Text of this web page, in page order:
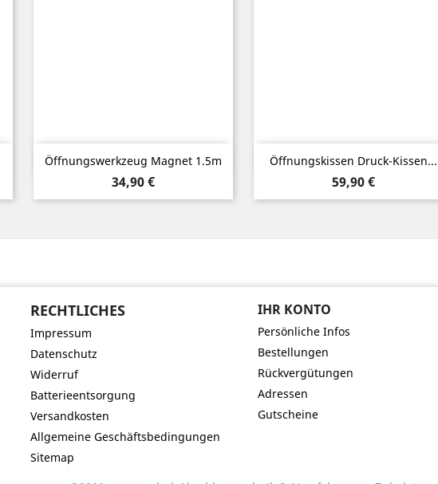
Öffnungswerkzeug Magnet 1.5m
Preis
34,90 €
Vorschau Öffnungskissen Druck-Kissen...
Preis
59,90 €
Vorschau
RECHTLICHES
Impressum
Datenschutz
Widerruf
Batterieentsorgung
Versandkosten
Allgemeine Geschäftsbedingungen
Sitemap
IHR KONTO
Persönliche Infos
Bestellungen
Rückvergütungen
Adressen
Gutscheine